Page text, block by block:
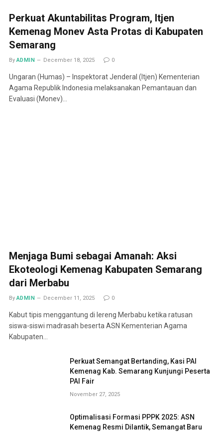
Perkuat Akuntabilitas Program, Itjen
Kemenag Monev Asta Protas di Kabupaten
Semarang
By ADMIN December 18, 2025 0
Ungaran (Humas) – Inspektorat Jenderal (Itjen) Kementerian
Agama Republik Indonesia melaksanakan Pemantauan dan
Evaluasi (Monev)…
Menjaga Bumi sebagai Amanah: Aksi
Ekoteologi Kemenag Kabupaten Semarang
dari Merbabu
By ADMIN December 11, 2025 0
Kabut tipis menggantung di lereng Merbabu ketika ratusan
siswa-siswi madrasah beserta ASN Kementerian Agama
Kabupaten…
Perkuat Semangat Bertanding, Kasi PAI
Kemenag Kab. Semarang Kunjungi Peserta
PAI Fair
November 27, 2025
Optimalisasi Formasi PPPK 2025: ASN
Kemenag Resmi Dilantik, Semangat Baru